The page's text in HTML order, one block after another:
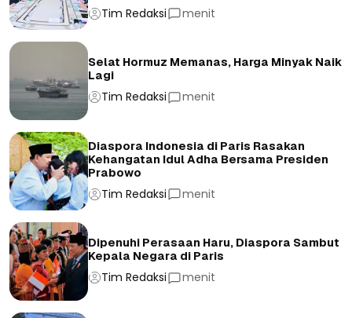
Tim Redaksi menit
Selat Hormuz Memanas, Harga Minyak Naik
Lagi
Tim Redaksi menit
Diaspora Indonesia di Paris Rasakan
Kehangatan Idul Adha Bersama Presiden
Prabowo
Tim Redaksi menit
Dipenuhi Perasaan Haru, Diaspora Sambut
Kepala Negara di Paris
Tim Redaksi menit